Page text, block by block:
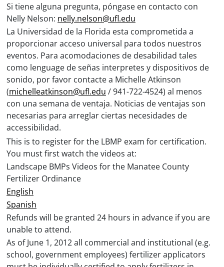
Si tiene alguna pregunta, póngase en contacto con
Nelly Nelson: nelly.nelson@ufl.edu
La Universidad de la Florida esta comprometida a
proporcionar acceso universal para todos nuestros
eventos. Para acomodaciones de desabilidad tales
como lenguage de señas interpretes y dispositivos de
sonido, por favor contacte a Michelle Atkinson
(michelleatkinson@ufl.edu / 941-722-4524) al menos
con una semana de ventaja. Noticias de ventajas son
necesarias para arreglar ciertas necesidades de
accessibilidad.
This is to register for the LBMP exam for certification.
You must first watch the videos at:
Landscape BMPs Videos for the Manatee County
Fertilizer Ordinance
English
Spanish
Refunds will be granted 24 hours in advance if you are
unable to attend.
As of June 1, 2012 all commercial and institutional (e.g.
school, government employees) fertilizer applicators